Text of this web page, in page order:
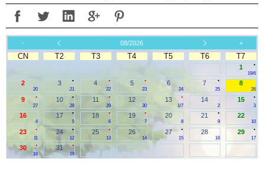
- 08/2026 +
CN T2 T3 T4 T5 T6 T7
.
1
19/6
2
20
.
3
21
.
4
22
.
5
23
6
24
.
7
25
8
26
.
9
27
.
10
28
.
11
29
12
30
.
13
1/7
14
2
.
15
3
16
4
.
17
5
.
18
6
.
19
7
20
8
.
21
9
22
10
.
23
11
.
24
12
.
25
13
26
14
.
27
15
28
16
.
29
17
.
30
18
.
31
19